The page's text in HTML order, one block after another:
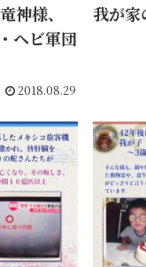
神様、
ヘビ軍団
2018.08.29
我が